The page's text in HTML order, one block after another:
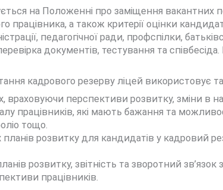
на Положенні про заміщення
працівника, а також критерії оцінки
педагогічної ради, профспілки,
документів, тестування та
кадрового резерву ліцей використовує
враховуючи перспективи розвитку, зміни в
працівників, які мають бажання та
тощо.
планів розвитку для кандидатів у кадровий
розвитку, звітність та зворотний
працівників.